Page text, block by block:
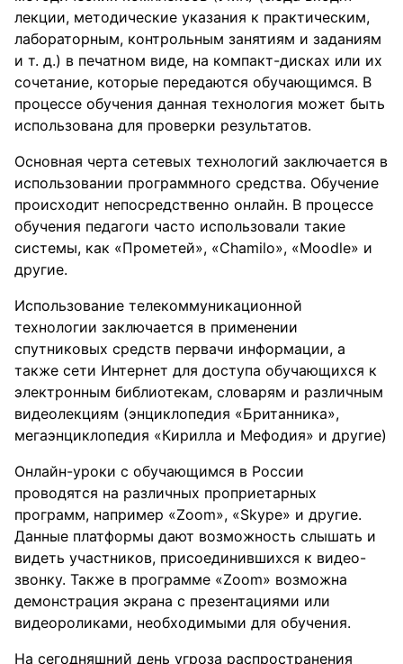
лекции, методические указания к практическим,
лабораторным, контрольным занятиям и заданиям
и т. д.) в печатном виде, на компакт-дисках или их
сочетание, которые передаются обучающимся. В
процессе обучения данная технология может быть
использована для проверки результатов.
Основная черта сетевых технологий заключается в
использовании программного средства. Обучение
происходит непосредственно онлайн. В процессе
обучения педагоги часто использовали такие
системы, как «Прометей», «Chamilo», «Moodle» и
другие.
Использование телекоммуникационной
технологии заключается в применении
спутниковых средств первачи информации, а
также сети Интернет для доступа обучающихся к
электронным библиотекам, словарям и различным
видеолекциям (энциклопедия «Британника»,
мегаэнциклопедия «Кирилла и Мефодия» и другие)
Онлайн-уроки с обучающимся в России
проводятся на различных проприетарных
программ, например «Zoom», «Skype» и другие.
Данные платформы дают возможность слышать и
видеть участников, присоединившихся к видео-
звонку. Также в программе «Zoom» возможна
демонстрация экрана с презентациями или
видеороликами, необходимыми для обучения.
На сегодняшний день угроза распространения